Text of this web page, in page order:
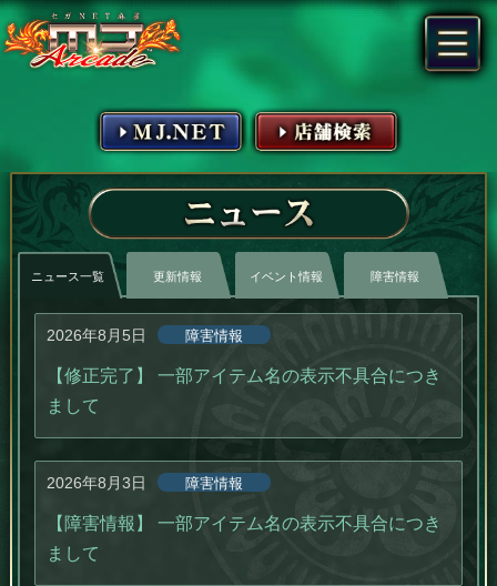
MJ.NET
ニュース
ニュース一覧 更新情報 イベント情報 障害情報
2026年8月5日 障害情報
【修正完了】 一部アイテム名の表示不具合につき
まして
2026年8月3日 障害情報
【障害情報】 一部アイテム名の表示不具合につき
まして